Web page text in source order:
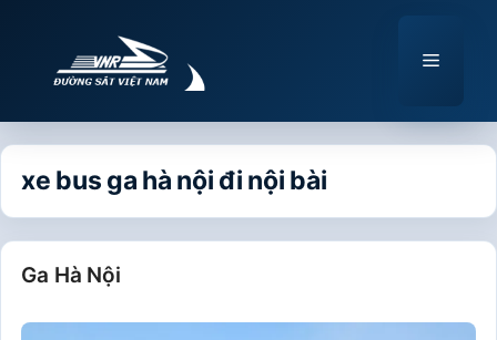
Menu
xe bus ga hà nội đi nội bài
Ga Hà Nội